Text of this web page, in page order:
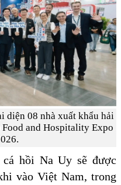
diện 08 nhà xuất khẩu hải
and Hospitality Expo
hồi Na Uy sẽ được
vào Việt Nam, trong